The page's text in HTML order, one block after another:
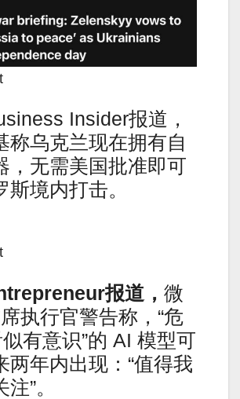
Insider报道，
称乌克兰现在拥有自
，无需美国批准即可
斯境内打击。
报道， 微
执行官警告称，“危
似有意识”的 AI 模型可
两年内出现：“值得我
”。